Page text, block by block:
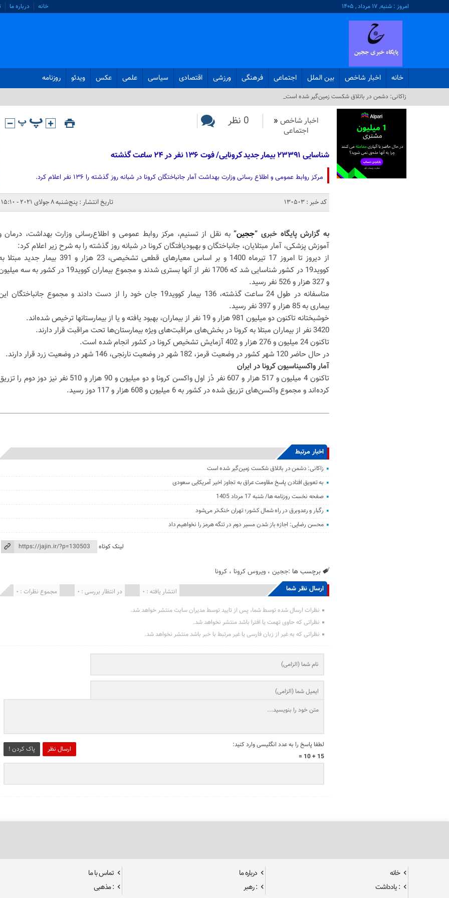
امروز : شنبه, ۱۷ مرداد , ۱۴۰۵ خانه درباره ما
خانه اخبار شاخص بین الملل اجتماعی فرهنگی ورزشی اقتصادی سیاسی علمی عکس ویدئو روزنامه
زاکانی: دشمن در باتلاق شکست زمین‌گیر شده است_
اخبار شاخص «
اجتماعی
0 نظر
شناسایی ۲۳۳۹۱ بیمار جدید کرونایی/ فوت ۱۳۶ نفر در ۲۴ ساعت گذشته
مرکز روابط عمومی و اطلاع رسانی وزارت بهداشت آمار جانباختگان کرونا در شبانه روز گذشته را ۱۳۶ نفر اعلام کرد.
کد خبر : 130503 تاریخ انتشار : پنج‌شنبه 8 جولای 2021 - 15:10
به گزارش پایگاه خبری “ججین”به نقل از تسنیم، مرکز روابط عمومی و اطلاع‌رسانی وزارت بهداشت، درمان
آموزش پزشکی، آمار مبتلایان، جانباختگان و بهبودیافتگان کرونا در شبانه روز گذشته را به شرح زیر اعلام کرد:
از دیروز تا امروز 17 تیرماه 1400 و بر اساس معیارهای قطعی تشخیصی، 23 هزار و 391 بیمار جدید
کووید19 در کشور شناسایی شد که 1706 نفر از آنها بستری شدند و مجموع بیماران کووید19 در کشور به سه
و 327 هزار و 526 نفر رسید.
متاسفانه در طول 24 ساعت گذشته، 136 بیمار کووید19 جان خود را از دست دادند و مجموع جانباختگان
بیماری به 85 هزار و 397 نفر رسید.
خوشبختانه تاکنون دو میلیون 981 هزار و 19 نفر از بیماران، بهبود یافته و یا از بیمارستانها ترخیص شده‌اند.
3420 نفر از بیماران مبتلا به کرونا در بخش‌های مراقبت‌های ویژه بیمارستان‌ها تحت مراقبت قرار دارند.
تاکنون 24 میلیون و 276 هزار و 402 آزمایش تشخیص کرونا در کشور انجام شده است.
در حال حاضر 120 شهر کشور در وضعیت قرمز، 182 شهر در وضعیت نارنجی، 146 شهر در وضعیت زرد قرار دارند.
آمار واکسیناسیون کرونا در ایران
تاکنون 4 میلیون و 517 هزار و 607 نفر دُز اول واکسن کرونا و دو میلیون و 90 هزار و 510 نفر نیز دوز دوم را
کرده‌اند و مجموع واکسن‌های تزریق شده در کشور به 6 میلیون و 608 هزار و 117 دوز رسید.
اخبار مرتبط
زاکانی: دشمن در باتلاق شکست زمین‌گیر شده است
به تعویق افتادن پاسخ مقاومت عراق به تجاوز اخیر آمریکایی سعودی
صفحه نخست روزنامه ها/ شنبه 17 مرداد 1405
رگبار و رعدوبرق در راه شمال کشور؛ تهران خنک‌تر می‌شود
محسن رضایی: اجازه باز شدن مسیر دوم در تنگه هرمز را نخواهیم داد
لینک کوتاه
برچسب ها :ججین ،ویروس کرونا ،کرونا
ارسال نظر شما مجموع نظرات : 0 در انتظار بررسی : 0 انتشار یافته : 0
نظرات ارسال شده توسط شما، پس از تایید توسط مدیران سایت منتشر خواهد شد.
نظراتی که حاوی تهمت یا افترا باشد منتشر نخواهد شد.
نظراتی که به غیر از زبان فارسی یا غیر مرتبط با خبر باشد منتشر نخواهد شد.
ارسال نظر پاک کردن !
لطفا پاسخ را به عدد انگلیسی وارد کنید:
15 + 10 =
خانه درباره ما تماس با ما
: یادداشت
: رهبر : مذهبی